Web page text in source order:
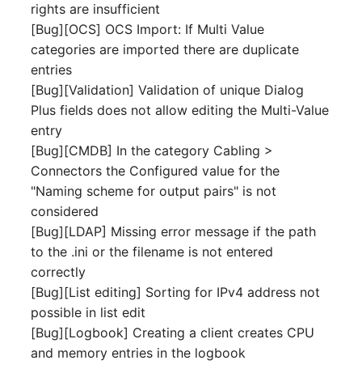
Installation
IP-Liste
Karten
Laufwerk
Listener
Lizenzschlüssel
Logbuch
Remote Management
Controller
Replikationsobjekt
SAN Zoning
Server
Service
SIM-Karte
Speichersystem
rights are insufficient
[Bug][OCS] OCS Import: If Multi Value
categories are imported there are duplicate
entries
[Bug][Validation] Validation of unique Dialog
Plus fields does not allow editing the Multi-Value
entry
[Bug][CMDB] In the category Cabling >
Connectors the Configured value for the
"Naming scheme for output pairs" is not
considered
[Bug][LDAP] Missing error message if the path
to the .ini or the filename is not entered
correctly
[Bug][List editing] Sorting for IPv4 address not
possible in list edit
[Bug][Logbook] Creating a client creates CPU
and memory entries in the logbook